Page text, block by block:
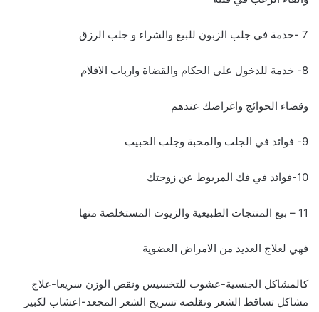
7 -خدمة في جلب الزبون للبيع والشراء و جلب الرزق
8- خدمة للدخول على الحكام والقضاة وارباب الاقلام
وقضاء الحوائج واغراضك عندهم
9- فوائد في الجلب والمحبة وجلب الحبيب
10-فوائد في فك المربوط عن زوجتك
11 – بيع المنتجات الطبيعية والزيوت المستخلصة منها
فهي لعلاج العديد من الامراض العضوية
كالمشاكل الجنسية-عشوب للتخسيس ونقص الوزن سريعا-علاج
مشاكل تساقط الشعر وتقلصه تسريح الشعر المجعد-اعشاب لكبير